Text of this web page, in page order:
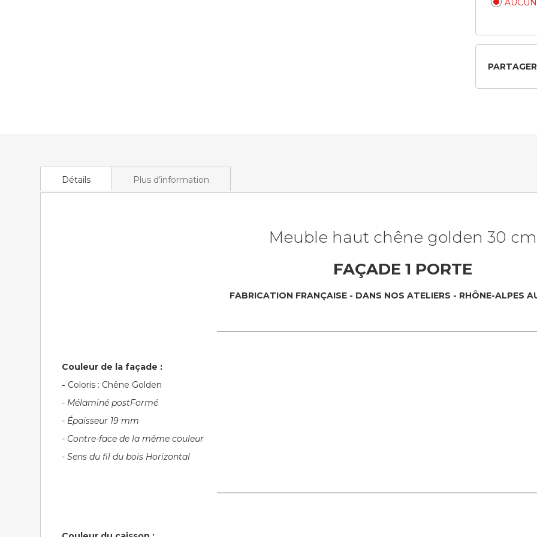
AUCUN
PARTAGER
Détails
Meuble haut chêne golden 30 cm
FAÇADE 1 PORTE
FABRICATION FRANÇAISE - DANS NOS ATELIERS - RHÔNE-ALPES
Couleur de la façade :
- Coloris : Chêne Golden
- Mélaminé postFormé
- Épaisseur 19 mm
- Contre-face de la même couleur
- Sens du fil du bois Horizontal
Plus d’information